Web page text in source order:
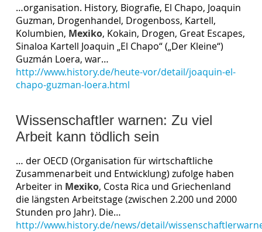
…organisation. History, Biografie, El Chapo, Joaquin
Guzman, Drogenhandel, Drogenboss, Kartell,
Kolumbien, Mexiko, Kokain, Drogen, Great Escapes,
Sinaloa Kartell Joaquin „El Chapo“ („Der Kleine“)
Guzmán Loera, war…
http://www.history.de/heute-vor/detail/joaquin-el-
chapo-guzman-loera.html
Wissenschaftler warnen: Zu viel
Arbeit kann tödlich sein
… der OECD (Organisation für wirtschaftliche
Zusammenarbeit und Entwicklung) zufolge haben
Arbeiter in Mexiko, Costa Rica und Griechenland
die längsten Arbeitstage (zwischen 2.200 und 2000
Stunden pro Jahr). Die…
http://www.history.de/news/detail/